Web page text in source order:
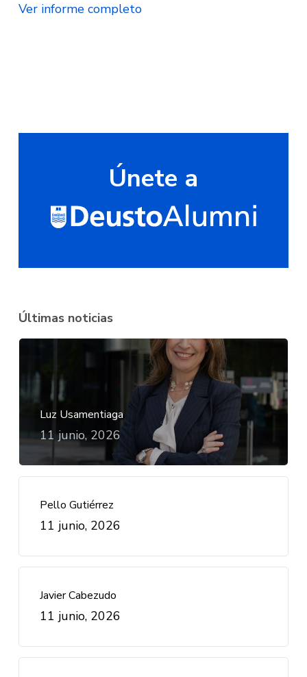
Ver informe completo
Únete a
Últimas noticias
Luz Usamentiaga
11 junio, 2026
Pello Gutiérrez
11 junio, 2026
Javier Cabezudo
11 junio, 2026